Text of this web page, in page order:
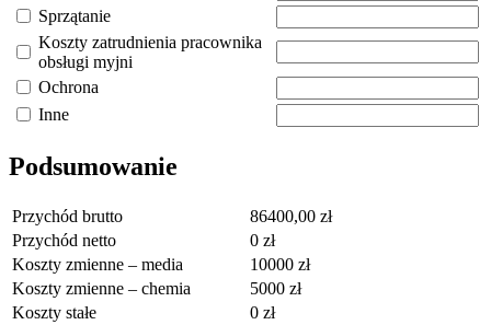
Sprzątanie
Koszty zatrudnienia pracownika
obsługi myjni
Ochrona
Inne
Podsumowanie
Przychód brutto 86400,00 zł
Przychód netto
0 zł
Koszty zmienne – media
10000 zł
Koszty zmienne – chemia
5000 zł
Koszty stałe
0 zł